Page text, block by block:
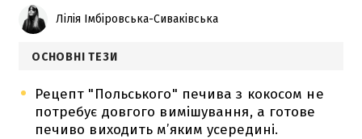
Лілія Імбіровська-Сиваківська
ОСНОВНІ ТЕЗИ
Рецепт "Польського" печива з кокосом не
потребує довгого вимішування, а готове
печиво виходить м’яким усередині.